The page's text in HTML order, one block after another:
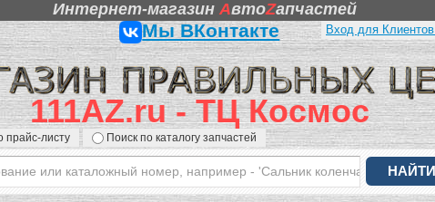
Интернет-магазинAвтоZапчастей
Мы ВКонтакте
111AZ.ru - ТЦ Космос
прайс-листу Поиск по каталогу запчастей
Вход для Клиентов